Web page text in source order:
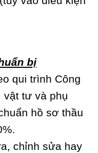
bị
qui trình Công
vật tư và phụ
hồ sơ thầu
chỉnh sửa hay